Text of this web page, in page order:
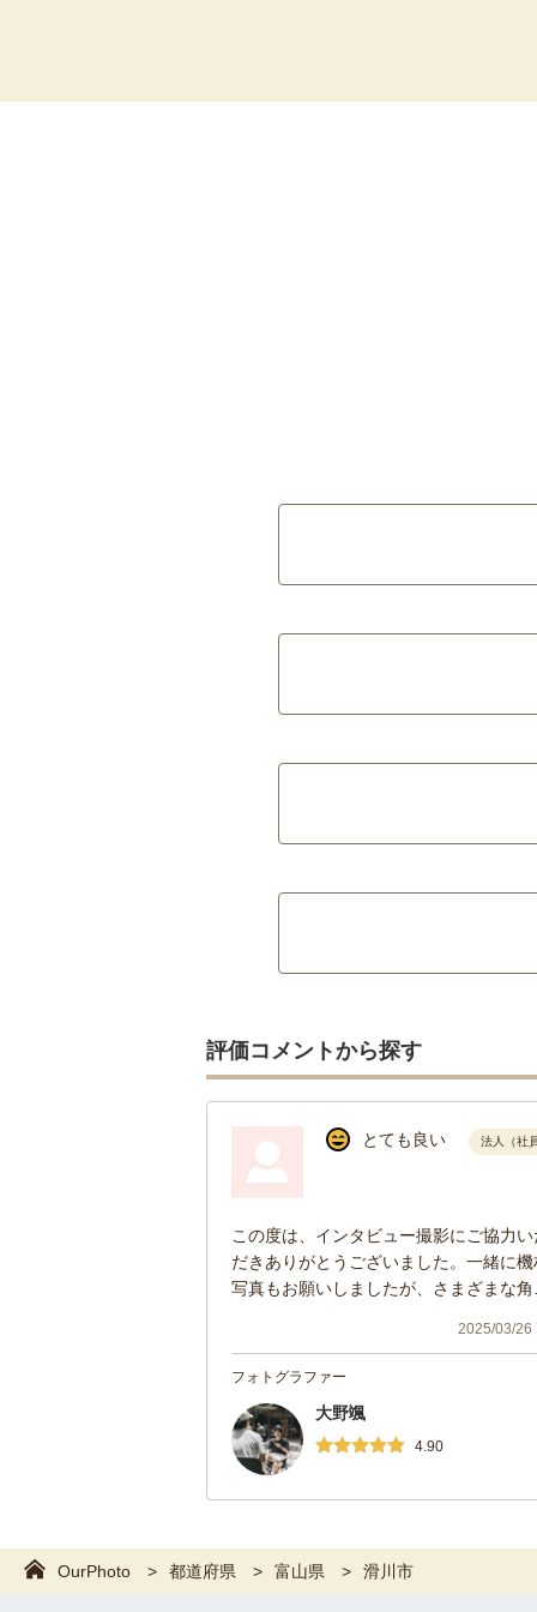
評価コメントから探す
とても良い 法人（社
この度は、インタビュー撮影にご協力い
だきありがとうございました。一緒に機
写真もお願いしましたが、さまざまな角
りましたらよろしくお願いいたします。
2025/03/26
フォトグラファー
大野颯
4.90
OurPhoto 都道府県 富山県 滑川市